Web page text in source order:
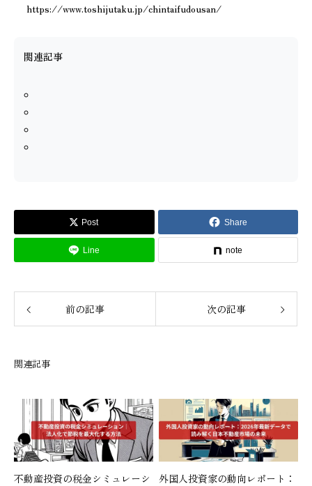
https://www.toshijutaku.jp/chintaifudousan/
関連記事
Post Share
Line note
前の記事 次の記事
関連記事
不動産投資の税金シミュレーシ
外国人投資家の動向レポート：